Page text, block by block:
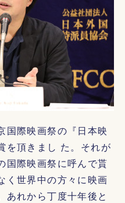
際映画祭の『日本映
を頂きまし た。それが
国際映画祭に呼んで貰
く世界中の方々に映画
あれから丁度十年後と